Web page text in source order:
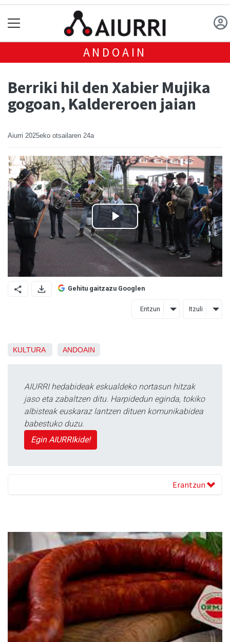
ANDOAIN
Berriki hil den Xabier Mujika
gogoan, Kaldereroen jaian
Aiurri 2025eko otsailaren 24a
Gehitu gaitzazu Googlen
Entzun Itzuli
KULTURA ANDOAIN
AIURRI hedabideak eskualdeko nortasun hitzak
jaso eta zabaltzen ditu. Harpidedun eginda, tokiko
albisteak euskaraz lantzen dituen komunikabidea
babestuko duzu.
Egin AIURRIkide!
Erantzun